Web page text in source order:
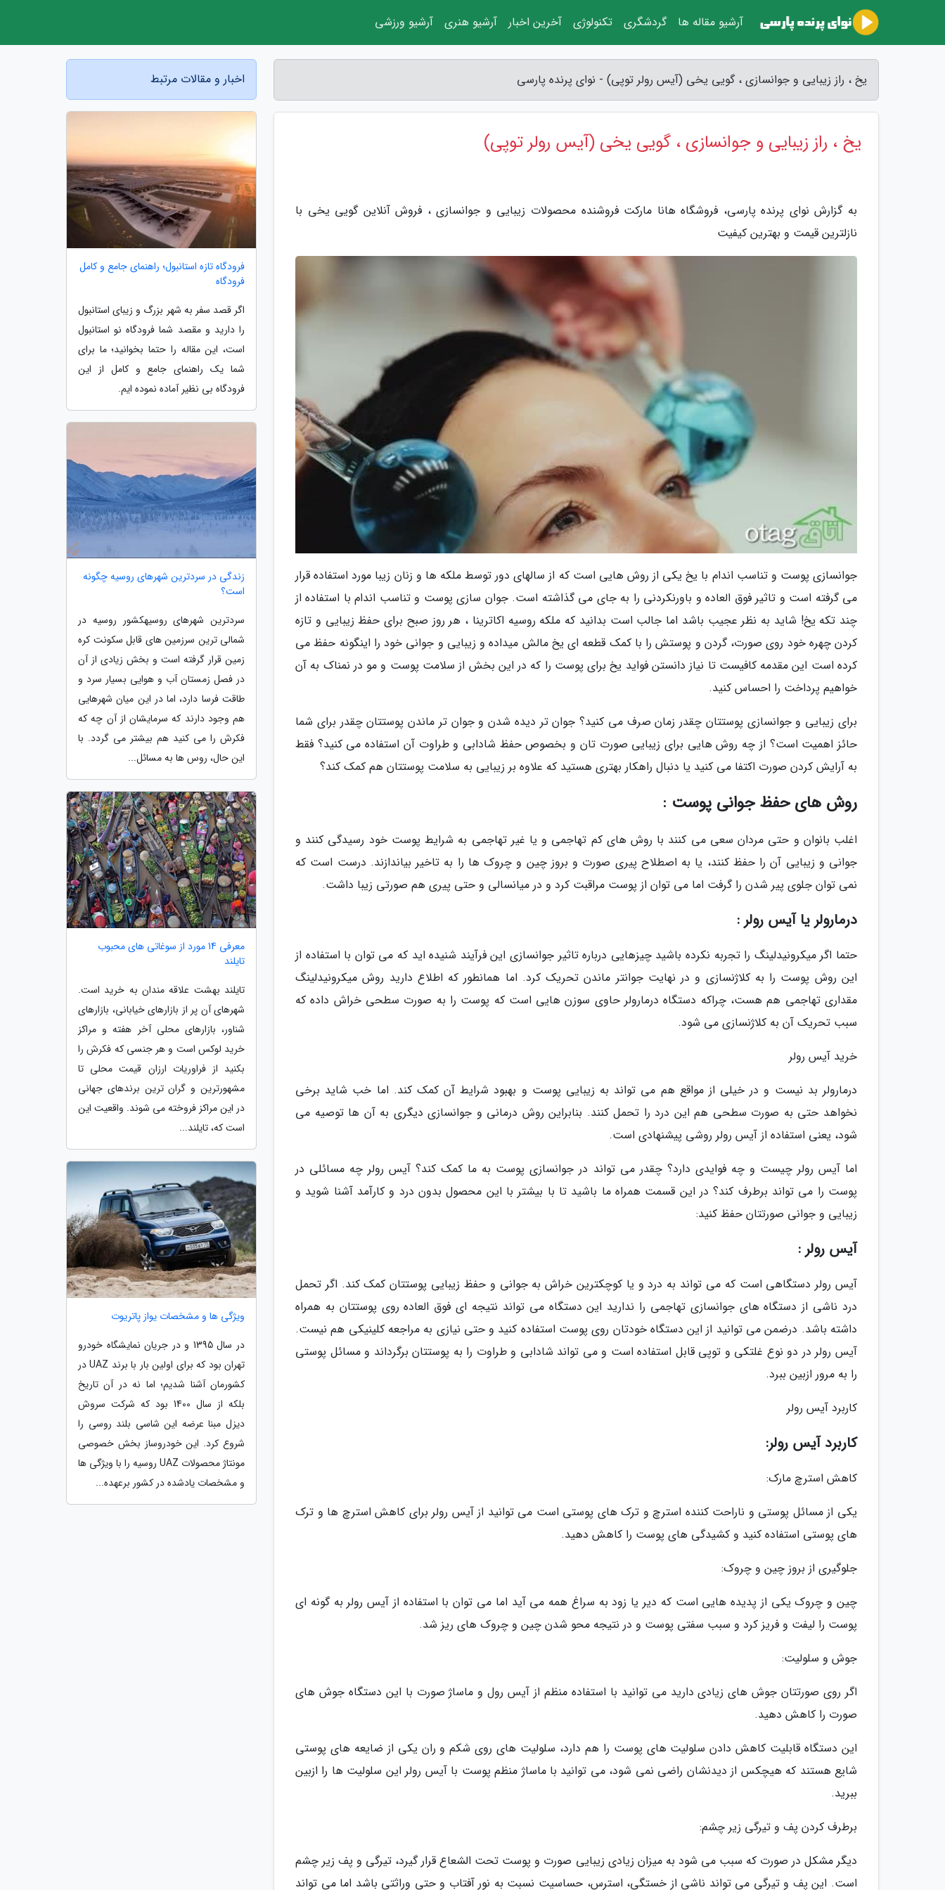
یخ ، راز زیبایی و جوانسازی ، گویی یخی (آیس رولر توپی) - نوای پرنده پارسی
یخ ، راز زیبایی و جوانسازی ، گویی یخی (آیس رولر توپی)
به گزارش نوای پرنده پارسی، فروشگاه هانا مارکت فروشنده محصولات زیبایی و جوانسازی ، فروش آنلاین گویی یخی با
نازلترین قیمت و بهترین کیفیت
جوانسازی پوست و تناسب اندام با یخ یکی از روش هایی است که از سالهای دور توسط ملکه ها و زنان زیبا مورد استفاده قرار
می گرفته است و تاثیر فوق العاده و باورنکردنی را به جای می گذاشته است. جوان سازی پوست و تناسب اندام با استفاده از
چند تکه یخ! شاید به نظر عجیب باشد اما جالب است بدانید که ملکه روسیه اکاترینا ، هر روز صبح برای حفظ زیبایی و تازه
کردن چهره خود روی صورت، گردن و پوستش را با کمک قطعه ای یخ مالش میداده و زیبایی و جوانی خود را اینگونه حفظ می
کرده است این مقدمه کافیست تا نیاز دانستن فواید یخ برای پوست را که در این بخش از سلامت پوست و مو در نمناک به آن
خواهیم پرداخت را احساس کنید.
برای زیبایی و جوانسازی پوستتان چقدر زمان صرف می کنید؟ جوان تر دیده شدن و جوان تر ماندن پوستتان چقدر برای شما
حائز اهمیت است؟ از چه روش هایی برای زیبایی صورت تان و بخصوص حفظ شادابی و طراوت آن استفاده می کنید؟ فقط
به آرایش کردن صورت اکتفا می کنید یا دنبال راهکار بهتری هستید که علاوه بر زیبایی به سلامت پوستتان هم کمک کند؟
روش های حفظ جوانی پوست :
اغلب بانوان و حتی مردان سعی می کنند با روش های کم تهاجمی و یا غیر تهاجمی به شرایط پوست خود رسیدگی کنند و
جوانی و زیبایی آن را حفظ کنند، یا به اصطلاح پیری صورت و بروز چین و چروک ها را به تاخیر بیاندازند. درست است که
نمی توان جلوی پیر شدن را گرفت اما می توان از پوست مراقبت کرد و در میانسالی و حتی پیری هم صورتی زیبا داشت.
درمارولر یا آیس رولر :
حتما اگر میکرونیدلینگ را تجربه نکرده باشید چیزهایی درباره تاثیر جوانسازی این فرآیند شنیده اید که می توان با استفاده از
این روش پوست را به کلاژنسازی و در نهایت جوانتر ماندن تحریک کرد. اما همانطور که اطلاع دارید روش میکرونیدلینگ
مقداری تهاجمی هم هست، چراکه دستگاه درمارولر حاوی سوزن هایی است که پوست را به صورت سطحی خراش داده که
سبب تحریک آن به کلاژنسازی می شود.
خرید آیس رولر
درمارولر بد نیست و در خیلی از مواقع هم می تواند به زیبایی پوست و بهبود شرایط آن کمک کند. اما خب شاید برخی
نخواهد حتی به صورت سطحی هم این درد را تحمل کنند. بنابراین روش درمانی و جوانسازی دیگری به آن ها توصیه می
شود، یعنی استفاده از آیس رولر روشی پیشنهادی است.
اما آیس رولر چیست و چه فوایدی دارد؟ چقدر می تواند در جوانسازی پوست به ما کمک کند؟ آیس رولر چه مسائلی در
پوست را می تواند برطرف کند؟ در این قسمت همراه ما باشید تا با بیشتر با این محصول بدون درد و کارآمد آشنا شوید و
زیبایی و جوانی صورتتان حفظ کنید:
آیس رولر :
آیس رولر دستگاهی است که می تواند به درد و یا کوچکترین خراش به جوانی و حفظ زیبایی پوستتان کمک کند. اگر تحمل
درد ناشی از دستگاه های جوانسازی تهاجمی را ندارید این دستگاه می تواند نتیجه ای فوق العاده روی پوستتان به همراه
داشته باشد. درضمن می توانید از این دستگاه خودتان روی پوست استفاده کنید و حتی نیازی به مراجعه کلینیکی هم نیست.
آیس رولر در دو نوع غلتکی و توپی قابل استفاده است و می تواند شادابی و طراوت را به پوستتان برگرداند و مسائل پوستی
را به مرور ازبین ببرد.
کاربرد آیس رولر
کاربرد آیس رولر:
کاهش استرچ مارک:
یکی از مسائل پوستی و ناراحت کننده استرچ و ترک های پوستی است می توانید از آیس رولر برای کاهش استرچ ها و ترک
های پوستی استفاده کنید و کشیدگی های پوست را کاهش دهید.
جلوگیری از بروز چین و چروک:
چین و چروک یکی از پدیده هایی است که دیر یا زود به سراغ همه می آید اما می توان با استفاده از آیس رولر به گونه ای
پوست را لیفت و فریز کرد و سبب سفتی پوست و در نتیجه محو شدن چین و چروک های ریز شد.
جوش و سلولیت:
اگر روی صورتتان جوش های زیادی دارید می توانید با استفاده منظم از آیس رول و ماساژ صورت با این دستگاه جوش های
صورت را کاهش دهید.
این دستگاه قابلیت کاهش دادن سلولیت های پوست را هم دارد، سلولیت های روی شکم و ران یکی از ضایعه های پوستی
شایع هستند که هیچکس از دیدنشان راضی نمی شود، می توانید با ماساژ منظم پوست با آیس رولر این سلولیت ها را ازبین
ببرید.
برطرف کردن پف و تیرگی زیر چشم:
دیگر مشکل در صورت که سبب می شود به میزان زیادی زیبایی صورت و پوست تحت الشعاع قرار گیرد، تیرگی و پف زیر چشم
است. این پف و تیرگی می تواند ناشی از خستگی، استرس، حساسیت نسبت به نور آفتاب و حتی وراثتی باشد اما می تواند
اخبار و مقالات مرتبط
فرودگاه تازه استانبول؛ راهنمای جامع و کامل
فرودگاه
اگر قصد سفر به شهر بزرگ و زیبای استانبول
را دارید و مقصد شما فرودگاه نو استانبول
است، این مقاله را حتما بخوانید؛ ما برای
شما یک راهنمای جامع و کامل از این
فرودگاه بی نظیر آماده نموده ایم.
زندگی در سردترین شهرهای روسیه چگونه
است؟
سردترین شهرهای روسیهکشور روسیه در
شمالی ترین سرزمین های قابل سکونت کره
زمین قرار گرفته است و بخش زیادی از آن
در فصل زمستان آب و هوایی بسیار سرد و
طاقت فرسا دارد، اما در این میان شهرهایی
هم وجود دارند که سرمایشان از آن چه که
فکرش را می کنید هم بیشتر می گردد. با
این حال، روس ها به مسائل...
معرفی 14 مورد از سوغاتی های محبوب
تایلند
تایلند بهشت علاقه مندان به خرید است.
شهرهای آن پر از بازارهای خیابانی، بازارهای
شناور، بازارهای محلی آخر هفته و مراکز
خرید لوکس است و هر جنسی که فکرش را
بکنید از فراوریات ارزان قیمت محلی تا
مشهورترین و گران ترین برندهای جهانی
در این مراکز فروخته می شوند. واقعیت این
است که، تایلند...
ویژگی ها و مشخصات یواز پاتریوت
در سال 1395 و در جریان نمایشگاه خودرو
تهران بود که برای اولین بار با برند UAZ در
کشورمان آشنا شدیم؛ اما نه در آن تاریخ
بلکه از سال 1400 بود که شرکت سروش
دیزل مبنا عرضه این شاسی بلند روسی را
شروع کرد. این خودروساز بخش خصوصی
مونتاژ محصولات UAZ روسیه را با ویژگی ها
و مشخصات یادشده در کشور برعهده...
آرشیو مقاله ها گردشگری تکنولوژی آخرین اخبار آرشیو هنری آرشیو ورزشی